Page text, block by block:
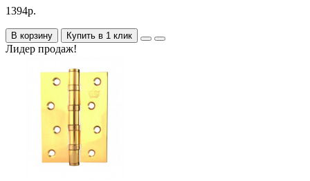
1394р.
В корзину Купить в 1 клик
Лидер продаж!